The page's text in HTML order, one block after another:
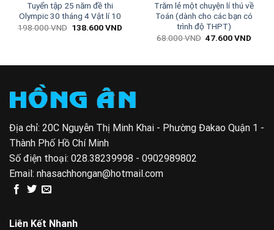
Tuyển tập 25 năm đề thi
Olympic 30 tháng 4 Vật lí 10
198.000VND Giá
138.600VND
Trăm lẻ một chuyện lí thú về
Toán (dành cho các bạn có
trình độ THPT)
68.000VND Giá
47.600VND
Địa chỉ: 20C Nguyễn Thị Minh Khai - Phường Đakao Quận 1 -
Thành Phố Hồ Chí Minh
Số điện thoại: 028.38239998 - 0902989802
Email: nhasachhongan@hotmail.com
Liên Kết Nhanh